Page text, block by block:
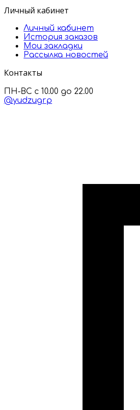
Личный кабинет
Личный кабинет
История заказов
Мои закладки
Рассылка новостей
Контакты
ПН-ВС с 10.00 до 22.00
@yudzugrp